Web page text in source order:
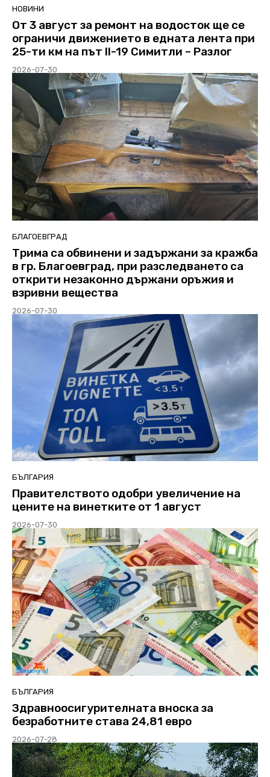
НОВИНИ
От 3 август за ремонт на водосток ще се
ограничи движението в едната лента при
25-ти км на път II-19 Симитли – Разлог
2026-07-30
БЛАГОЕВГРАД
Трима са обвинени и задържани за кражба
в гр. Благоевград, при разследването са
открити незаконно държани оръжия и
взривни вещества
2026-07-30
БЪЛГАРИЯ
Правителството одобри увеличение на
цените на винетките от 1 август
2026-07-30
БЪЛГАРИЯ
Здравноосигурителната вноска за
безработните става 24,81 евро
2026-07-28